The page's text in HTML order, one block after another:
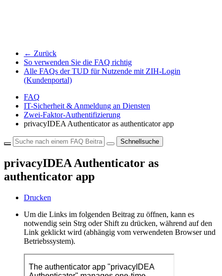
← Zurück
So verwenden Sie die FAQ richtig
Alle FAQs der TUD für Nutzende mit ZIH-Login
(Kundenportal)
FAQ
IT-Sicherheit & Anmeldung an Diensten
Zwei-Faktor-Authentifizierung
privacyIDEA Authenticator as authenticator app
Schnellsuche
privacyIDEA Authenticator as
authenticator app
Drucken
Um die Links im folgenden Beitrag zu öffnen, kann es
notwendig sein Strg oder Shift zu drücken, während auf den
Link geklickt wird (abhängig vom verwendeten Browser und
Betriebssystem).